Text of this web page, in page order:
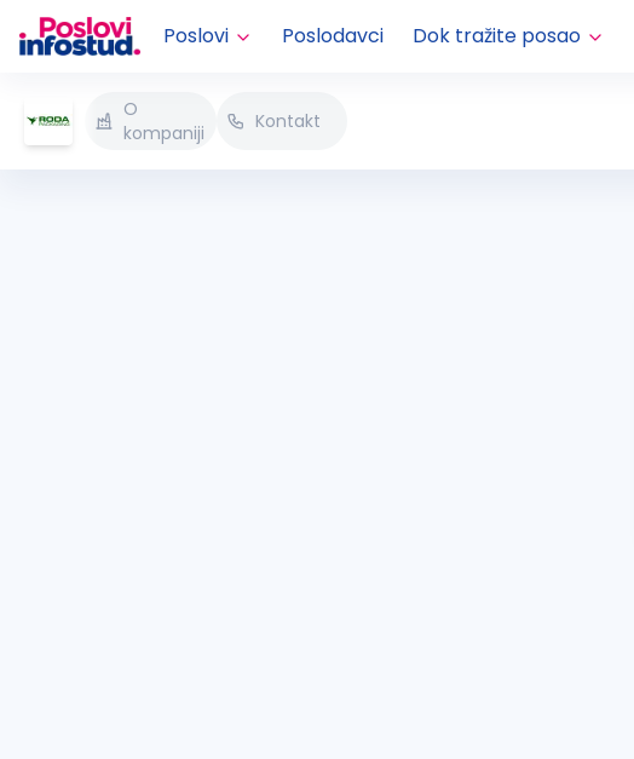
Poslovi Poslodavci Dok tražite posao
O
kompaniji
Kontakt